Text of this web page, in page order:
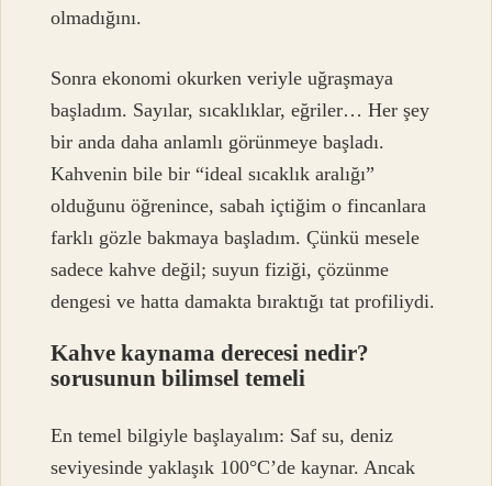
olmadığını.
Sonra ekonomi okurken veriyle uğraşmaya
başladım. Sayılar, sıcaklıklar, eğriler… Her şey
bir anda daha anlamlı görünmeye başladı.
Kahvenin bile bir “ideal sıcaklık aralığı”
olduğunu öğrenince, sabah içtiğim o fincanlara
farklı gözle bakmaya başladım. Çünkü mesele
sadece kahve değil; suyun fiziği, çözünme
dengesi ve hatta damakta bıraktığı tat profiliydi.
Kahve kaynama derecesi nedir?
sorusunun bilimsel temeli
En temel bilgiyle başlayalım: Saf su, deniz
seviyesinde yaklaşık 100°C’de kaynar. Ancak